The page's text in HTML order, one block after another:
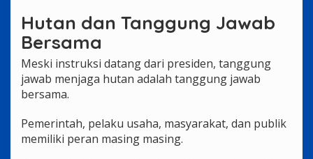
Hutan dan Tanggung Jawab
Bersama
Meski instruksi datang dari presiden, tanggung
jawab menjaga hutan adalah tanggung jawab
bersama.
Pemerintah, pelaku usaha, masyarakat, dan publik
memiliki peran masing masing.